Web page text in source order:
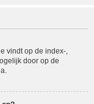
vindt op de index-,
door op de